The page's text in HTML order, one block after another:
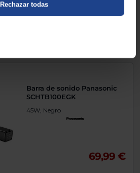
Rechazar todas
188 €
Barra de sonido Panasonic
SCHTB100EGK
45W, Negro
69,99 €